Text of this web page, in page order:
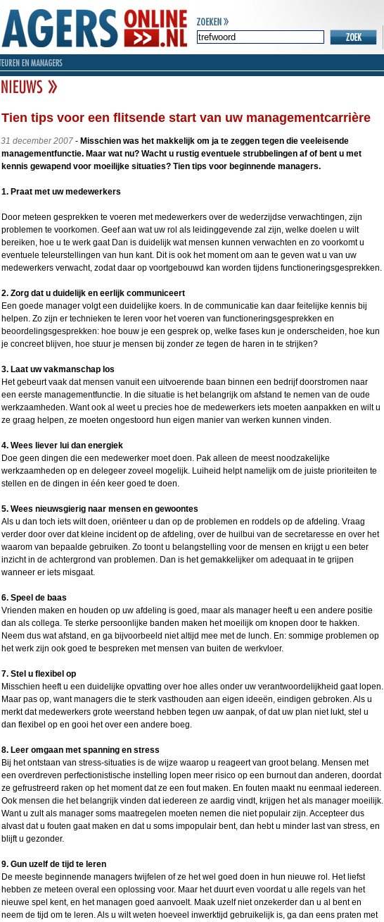
Tien tips voor een flitsende start van uw managementcarrière
31 december 2007- Misschien was het makkelijk om ja te zeggen tegen die veeleisende
managementfunctie. Maar wat nu? Wacht u rustig eventuele strubbelingen af of bent u met
kennis gewapend voor moeilijke situaties? Tien tips voor beginnende managers.
1. Praat met uw medewerkers
Door meteen gesprekken te voeren met medewerkers over de wederzijdse verwachtingen, zijn
problemen te voorkomen. Geef aan wat uw rol als leidinggevende zal zijn, welke doelen u wilt
bereiken, hoe u te werk gaat Dan is duidelijk wat mensen kunnen verwachten en zo voorkomt u
eventuele teleurstellingen van hun kant. Dit is ook het moment om aan te geven wat u van uw
medewerkers verwacht, zodat daar op voortgebouwd kan worden tijdens functioneringsgesprekken.
2. Zorg dat u duidelijk en eerlijk communiceert
Een goede manager volgt een duidelijke koers. In de communicatie kan daar feitelijke kennis bij
helpen. Zo zijn er technieken te leren voor het voeren van functioneringsgesprekken en
beoordelingsgesprekken: hoe bouw je een gesprek op, welke fases kun je onderscheiden, hoe kun
je concreet blijven, hoe stuur je mensen bij zonder ze tegen de haren in te strijken?
3. Laat uw vakmanschap los
Het gebeurt vaak dat mensen vanuit een uitvoerende baan binnen een bedrijf doorstromen naar
een eerste managementfunctie. In die situatie is het belangrijk om afstand te nemen van de oude
werkzaamheden. Want ook al weet u precies hoe de medewerkers iets moeten aanpakken en wilt u
ze graag helpen, ze moeten ongestoord hun eigen manier van werken kunnen vinden.
4. Wees liever lui dan energiek
Doe geen dingen die een medewerker moet doen. Pak alleen de meest noodzakelijke
werkzaamheden op en delegeer zoveel mogelijk. Luiheid helpt namelijk om de juiste prioriteiten te
stellen en de dingen in één keer goed te doen.
5. Wees nieuwsgierig naar mensen en gewoontes
Als u dan toch iets wilt doen, oriënteer u dan op de problemen en roddels op de afdeling. Vraag
verder door over dat kleine incident op de afdeling, over de huilbui van de secretaresse en over het
waarom van bepaalde gebruiken. Zo toont u belangstelling voor de mensen en krijgt u een beter
inzicht in de achtergrond van problemen. Dan is het gemakkelijker om adequaat in te grijpen
wanneer er iets misgaat.
6. Speel de baas
Vrienden maken en houden op uw afdeling is goed, maar als manager heeft u een andere positie
dan als collega. Te sterke persoonlijke banden maken het moeilijk om knopen door te hakken.
Neem dus wat afstand, en ga bijvoorbeeld niet altijd mee met de lunch. En: sommige problemen op
het werk zijn ook goed te bespreken met mensen van buiten de werkvloer.
7. Stel u flexibel op
Misschien heeft u een duidelijke opvatting over hoe alles onder uw verantwoordelijkheid gaat lopen.
Maar pas op, want managers die te sterk vasthouden aan eigen ideeën, eindigen gebroken. Als u
merkt dat medewerkers grote weerstand hebben tegen uw aanpak, of dat uw plan niet lukt, stel u
dan flexibel op en gooi het over een andere boeg.
8. Leer omgaan met spanning en stress
Bij het ontstaan van stress-situaties is de wijze waarop u reageert van groot belang. Mensen met
een overdreven perfectionistische instelling lopen meer risico op een burnout dan anderen, doordat
ze gefrustreerd raken op het moment dat ze een fout maken. En fouten maakt nu eenmaal iedereen.
Ook mensen die het belangrijk vinden dat iedereen ze aardig vindt, krijgen het als manager moeilijk.
Want u zult als manager soms maatregelen moeten nemen die niet populair zijn. Accepteer dus
alvast dat u fouten gaat maken en dat u soms impopulair bent, dan hebt u minder last van stress, en
blijft u gezonder.
9. Gun uzelf de tijd te leren
De meeste beginnende managers twijfelen of ze het wel goed doen in hun nieuwe rol. Het liefst
hebben ze meteen overal een oplossing voor. Maar het duurt even voordat u alle regels van het
nieuwe spel kent, en het managen goed aanvoelt. Maak uzelf niet onzekerder dan u al bent en
neem de tijd om te leren. Als u wilt weten hoeveel inwerktijd gebruikelijk is, ga dan eens praten met